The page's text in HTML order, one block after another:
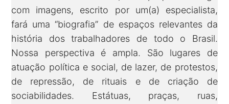
com imagens, escrito por um(a) especialista,
fará uma “biografia” de espaços relevantes da
história dos trabalhadores de todo o Brasil.
Nossa perspectiva é ampla. São lugares de
atuação política e social, de lazer, de protestos,
de repressão, de rituais e de criação de
sociabilidades. Estátuas, praças, ruas,